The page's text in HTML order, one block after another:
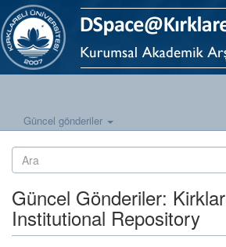
Güncel gönderiler
Güncel Gönderiler:
Institutional Repository